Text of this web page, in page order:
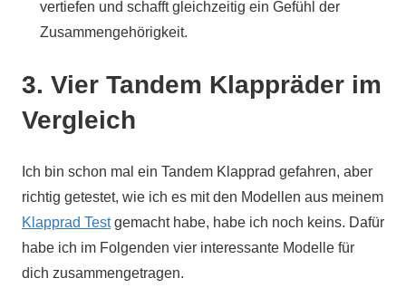
vertiefen und schafft gleichzeitig ein Gefühl der
Zusammengehörigkeit.
3. Vier Tandem Klappräder im
Vergleich
Ich bin schon mal ein Tandem Klapprad gefahren, aber
richtig getestet, wie ich es mit den Modellen aus meinem
Klapprad Testgemacht habe, habe ich noch keins. Dafür
habe ich im Folgenden vier interessante Modelle für
dich zusammengetragen.